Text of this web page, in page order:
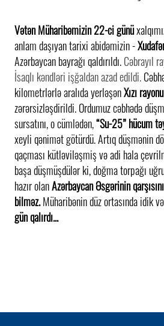
Vətən Müharibəmizin 22-ci günü
anlam daşıyan tarixi abidəmizin -
Azərbaycan bayrağı qaldırıldı.Cəbrayıl
İsaqlı kəndləri işğaldan azad edildi.
kilometrlərlə aralıda yerləşənXızı
zərərsizləşdirildi. Ordumuz cəbhədə
sursatını, o cümlədən,“Su-25” hücum
xeyli qənimət götürdü. Artıq düşmənin
qaçması kütləviləşmiş və adi hala
başa düşmüşdülər ki, doğma torpağı
hazır olanAzərbaycan Əsgərinin
bilməz.Müharibənin düz ortasında idik
gün qalırdı...